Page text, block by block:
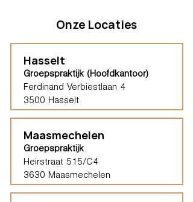
Onze Locaties
Hasselt
Groepspraktijk (Hoofdkantoor)
Ferdinand Verbiestlaan 4
3500 Hasselt
Maasmechelen
Groepspraktijk
Heirstraat 515/C4
3630 Maasmechelen​